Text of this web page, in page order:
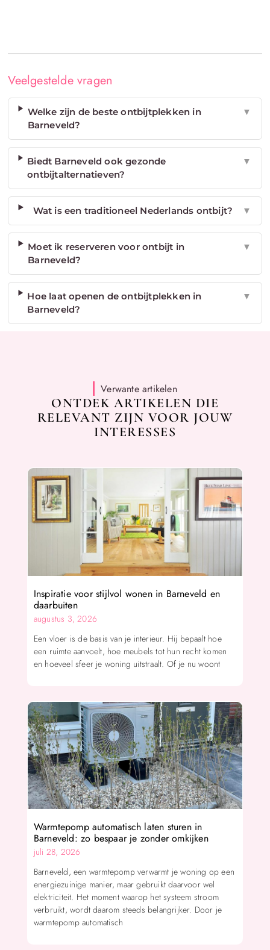
Veelgestelde vragen
Welke zijn de beste ontbijtplekken in
Barneveld?
▼
Biedt Barneveld ook gezonde
ontbijtalternatieven?
▼
Wat is een traditioneel Nederlands ontbijt? ▼
Moet ik reserveren voor ontbijt in
Barneveld?
▼
Hoe laat openen de ontbijtplekken in
Barneveld?
▼
Verwante artikelen
ONTDEK ARTIKELEN DIE
RELEVANT ZIJN VOOR JOUW
INTERESSES
Inspiratie voor stijlvol wonen in Barneveld en
daarbuiten
augustus 3, 2026
Een vloer is de basis van je interieur. Hij bepaalt hoe
een ruimte aanvoelt, hoe meubels tot hun recht komen
en hoeveel sfeer je woning uitstraalt. Of je nu woont
Warmtepomp automatisch laten sturen in
Barneveld: zo bespaar je zonder omkijken
juli 28, 2026
Barneveld, een warmtepomp verwarmt je woning op een
energiezuinige manier, maar gebruikt daarvoor wel
elektriciteit. Het moment waarop het systeem stroom
verbruikt, wordt daarom steeds belangrijker. Door je
warmtepomp automatisch